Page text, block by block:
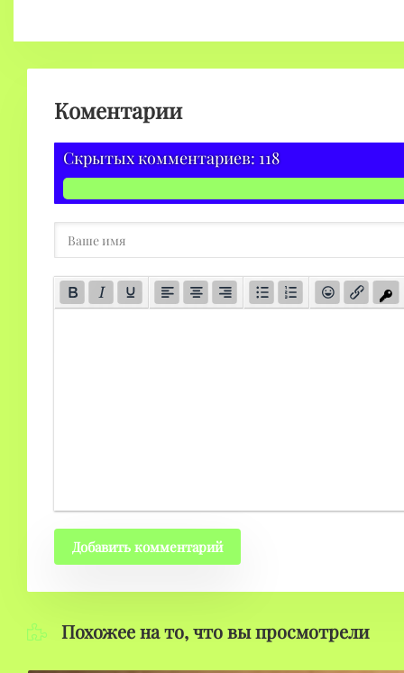
Коментарии
Скрытых комментариев: 118
Добавить комментарий
Похожее на то, что вы просмотрели